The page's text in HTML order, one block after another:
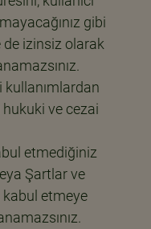
gibi
de izinsiz olarak
kullanımlardan
ve cezai
etmediğiniz
Şartlar ve
kabul etmeye